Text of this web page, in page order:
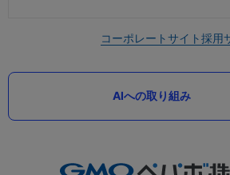
コーポレートサイト採用
AIへの取り組み